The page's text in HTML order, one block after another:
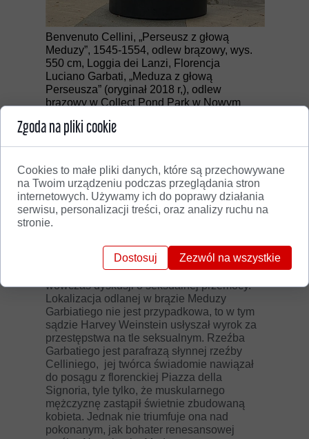
Benvenuto Cellini, „Perseusz z głową
Meduzy”, 1545-1554, odlew brązowy, wys.
550 cm, Loggia dei Lanzi, Florencja
Luciano Garbati, „Meduza z głową
Perseusza” (oryginał 2018 r,), odlew
brązowy w Collect Pond Park w Nowym
W centrum Mannhatanu, na wprost wejścia
do Sądu Karnego hrabstwa Nowy Jork w
2020 roku stanęła rzeźba argentyńsko-
włoskiego artysty Luciano Garbatiego
przedstawiająca Meduzę z głową
ale jej zdjęcie na Facebooku twórcy zyskało
popularność w mediach społecznościowych
i towarzyszyło ruchowi MeToo i rozgorzałej
wówczas dyskusji o seksualnej przemocy.
Lokalizacja odlanej w brązie Meduzy
Garbiatiego nie jest przypadkowa, to w tym
sądzie Harvey Weinstein usłyszał wyrok za
przestępstwa na tle seksualnym. Rzeźba
Garbatiego jest parafrazą słynnej rzeźby
Celliniego, jej twórca świadomie nawiązał
do posągu z florenckiej Piazza della
Signoria, tyle tylko, że muskularnego
mężczyznę zastąpił świetnie zbudowaną
kobieta. Jednak nie triumfuje ona nad
pokonanym, jak bohater renesansowej
Zgoda na pliki cookie
Cookies to małe pliki danych, które są przechowywane
na Twoim urządzeniu podczas przeglądania stron
internetowych. Używamy ich do poprawy działania
serwisu, personalizacji treści, oraz analizy ruchu na
stronie.
Dostosuj Zezwól na wszystkie